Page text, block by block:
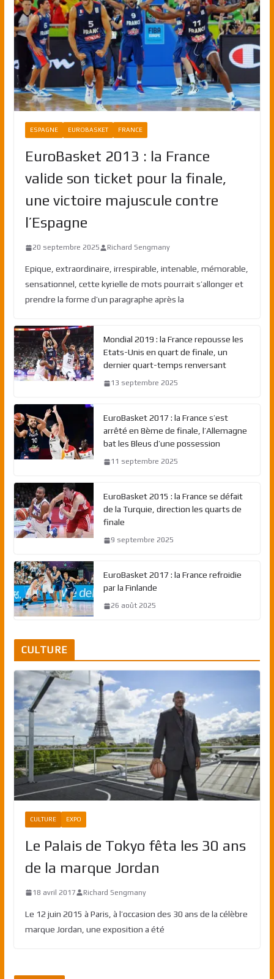
ESPAGNE EUROBASKET FRANCE
EuroBasket 2013 : la France
valide son ticket pour la finale,
une victoire majuscule contre
l’Espagne
20 septembre 2025 Richard Sengmany
Epique, extraordinaire, irrespirable, intenable, mémorable,
sensationnel, cette kyrielle de mots pourrait s’allonger et
prendre la forme d’un paragraphe après la
Mondial 2019 : la France repousse les
Etats-Unis en quart de finale, un
dernier quart-temps renversant
13 septembre 2025
EuroBasket 2017 : la France s’est
arrêté en 8ème de finale, l’Allemagne
bat les Bleus d’une possession
11 septembre 2025
EuroBasket 2015 : la France se défait
de la Turquie, direction les quarts de
finale
9 septembre 2025
EuroBasket 2017 : la France refroidie
par la Finlande
26 août 2025
CULTURE
CULTURE EXPO
Le Palais de Tokyo fêta les 30 ans
de la marque Jordan
18 avril 2017 Richard Sengmany
Le 12 juin 2015 à Paris, à l’occasion des 30 ans de la célèbre
marque Jordan, une exposition a été